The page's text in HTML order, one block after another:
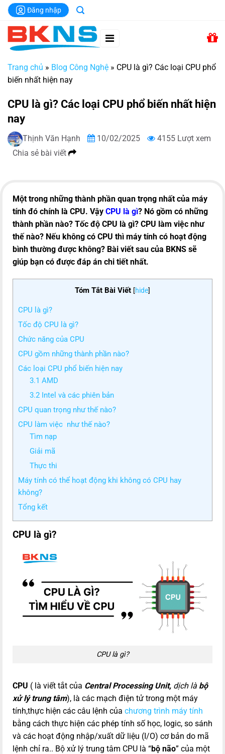
Chuyển
đến
dung
Đăng nhập
Trang chủ » Blog Công Nghệ » CPU là gì? Các loại CPU phổ
biến nhất hiện nay
CPU là gì? Các loại CPU phổ biến nhất hiện
nay
Thịnh Văn Hạnh 10/02/2025
4155 Lượt xem
Chia sẻ bài viết
Một trong những thành phần quan trọng nhất của máy
tính đó chính là CPU. Vậy CPU là gì? Nó gồm có những
thành phần nào? Tốc độ CPU là gì? CPU làm việc như
thế nào? Nếu không có CPU thì máy tính có hoạt động
bình thường được không? Bài viết sau của BKNS sẽ
giúp bạn có được đáp án chi tiết nhất.
Tóm Tắt Bài Viết [hide]
CPU là gì?
Tốc độ CPU là gì?
Chức năng của CPU
CPU gồm những thành phần nào?
Các loại CPU phổ biến hiện nay
3.1 AMD
3.2 Intel và các phiên bản
CPU quan trọng như thế nào?
CPU làm việc như thế nào?
Tìm nạp
Giải mã
Thực thi
Máy tính có thể hoạt động khi không có CPU hay
không?
Tổng kết
CPU là gì?
CPU là gì?
CPU ( là viết tắt của Central Processing Unit, dịch là bộ
xử lý trung tâm), là các mạch điện tử trong một máy
tính,thực hiện các câu lệnh của chương trình máy tính
bằng cách thực hiện các phép tính số học, logic, so sánh
và các hoạt động nhập/xuất dữ liệu (I/O) cơ bản do mã
lệnh chỉ ra.. Bộ xử lý trung tâm CPU là “bộ não” của một